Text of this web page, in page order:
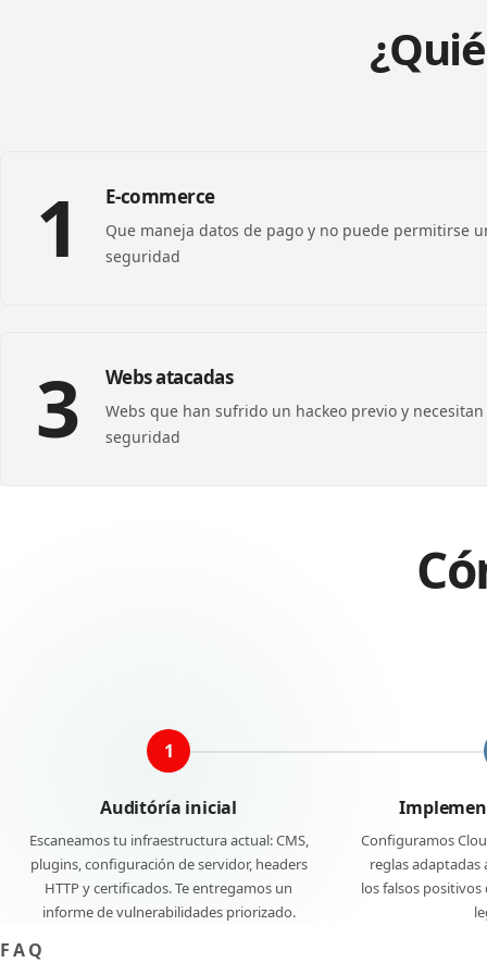
1 E-commerce
Que maneja datos de pago y no puede permitirse
seguridad
3 Webs atacadas
Webs que han sufrido un hackeo previo y
seguridad
1
Auditóría inicial
Escaneamos tu infraestructura actual: CMS,
plugins, configuración de servidor, headers
HTTP y certificados. Te entregamos un
informe de vulnerabilidades priorizado.
Configuramos
reglas adaptadas
los falsos
FAQ